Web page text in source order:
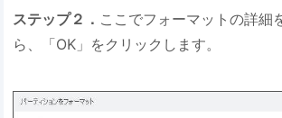
ステップ２． ここでフォーマットの詳細
ら、「OK」をクリックします。